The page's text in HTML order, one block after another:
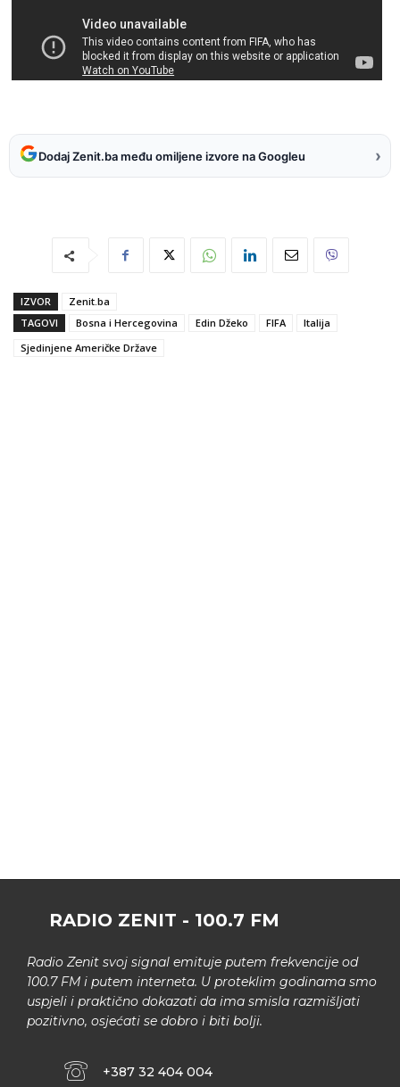
Dodaj Zenit.ba među omiljene izvore na Googleu ›
IZVOR
Zenit.ba
TAGOVI
Bosna i Hercegovina Edin Džeko FIFA
Italija
Sjedinjene Američke Države
RADIO ZENIT - 100.7 FM
Radio Zenit svoj signal emituje putem frekvencije od
100.7 FM i putem interneta. U proteklim godinama smo
uspjeli i praktično dokazati da ima smisla razmišljati
pozitivno, osjećati se dobro i biti bolji.
+387 32 404 004